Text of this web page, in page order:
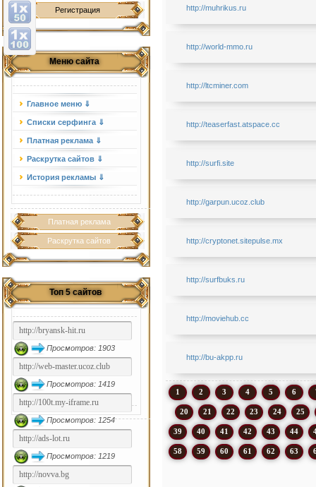
Регистрация
Меню сайта
Главное меню ⇓
Списки серфинга ⇓
Платная реклама ⇓
Раскрутка сайтов ⇓
История рекламы ⇓
Платная реклама
Раскрутка сайтов
Топ 5 сайтов
Просмотров: 1903
Просмотров: 1419
Просмотров: 1254
Просмотров: 1219
http://muhrikus.ru
http://world-mmo.ru
http://ltcminer.com
http://teaserfast.atspace.cc
http://surfi.site
http://garpun.ucoz.club
http://cryptonet.sitepulse.mx
http://surfbuks.ru
http://moviehub.cc
http://bu-akpp.ru
1 2 3 4 5 6
20 21 22 23 24 25
39 40 41 42 43 44
58 59 60 61 62 63